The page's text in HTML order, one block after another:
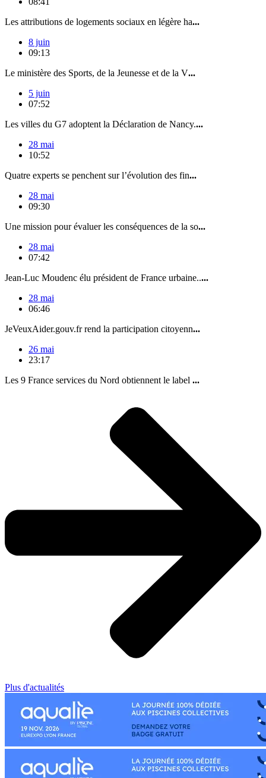
Les attributions de logements sociaux en légère ha...
8 juin
09:13
Le ministère des Sports, de la Jeunesse et de la V...
5 juin
07:52
Les villes du G7 adoptent la Déclaration de Nancy....
28 mai
10:52
Quatre experts se penchent sur l’évolution des fin...
28 mai
09:30
Une mission pour évaluer les conséquences de la so...
28 mai
07:42
Jean-Luc Moudenc élu président de France urbaine.....
28 mai
06:46
JeVeuxAider.gouv.fr rend la participation citoyenn...
26 mai
23:17
Les 9 France services du Nord obtiennent le label ...
Plus d'actualités